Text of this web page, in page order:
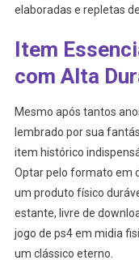
elaboradas e repletas
Item
com Alta
Mesmo após tantos
lembrado por sua
item histórico
Optar pelo formato em
um produto físico
estante, livre de
jogo de ps4 em midia
um clássico eterno.